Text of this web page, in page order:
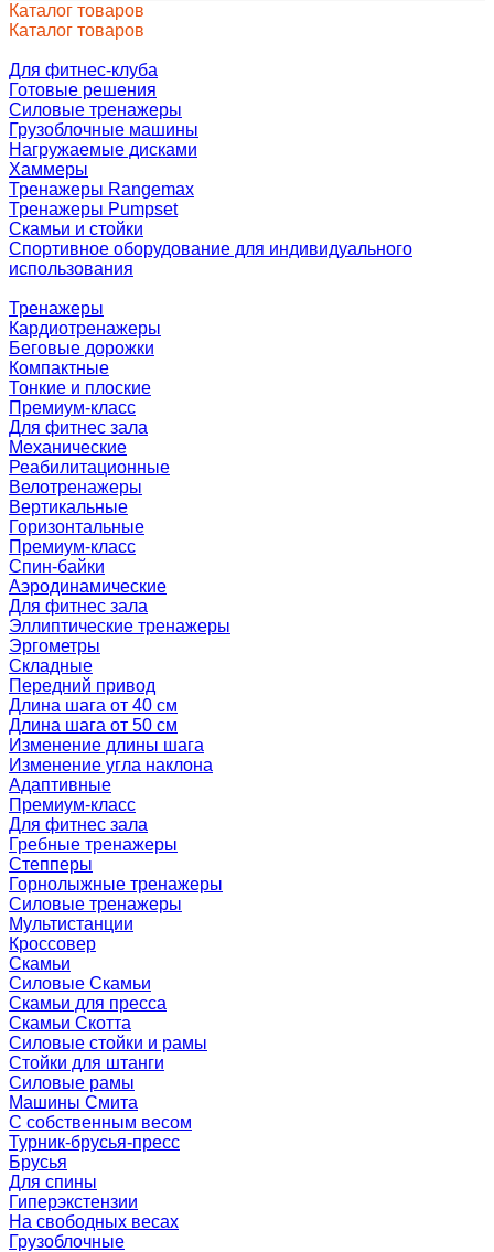
Каталог товаров
Каталог товаров
Для фитнес-клуба
Готовые решения
Силовые тренажеры
Грузоблочные машины
Нагружаемые дисками
Хаммеры
Тренажеры Rangemax
Тренажеры Pumpset
Скамьи и стойки
Спортивное оборудование для индивидуального
использования
Тренажеры
Кардиотренажеры
Беговые дорожки
Компактные
Тонкие и плоские
Премиум-класс
Для фитнес зала
Механические
Реабилитационные
Велотренажеры
Вертикальные
Горизонтальные
Премиум-класс
Спин-байки
Аэродинамические
Для фитнес зала
Эллиптические тренажеры
Эргометры
Складные
Передний привод
Длина шага от 40 см
Длина шага от 50 см
Изменение длины шага
Изменение угла наклона
Адаптивные
Премиум-класс
Для фитнес зала
Гребные тренажеры
Степперы
Горнолыжные тренажеры
Силовые тренажеры
Мультистанции
Кроссовер
Скамьи
Силовые Скамьи
Скамьи для пресса
Скамьи Скотта
Силовые стойки и рамы
Стойки для штанги
Силовые рамы
Машины Смита
C собственным весом
Турник-брусья-пресс
Брусья
Для спины
Гиперэкстензии
На свободных весах
Грузоблочные